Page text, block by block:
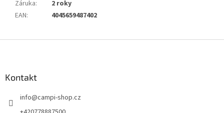
Záruka:
2 roky
EAN: 4045659487402
Kontakt
info@campi-shop.cz